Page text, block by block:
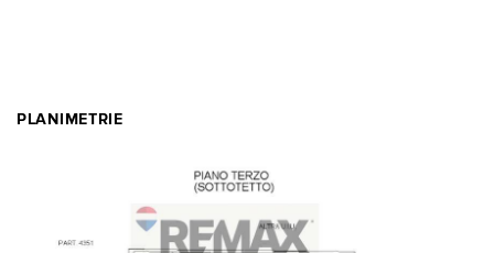
PLANIMETRIE